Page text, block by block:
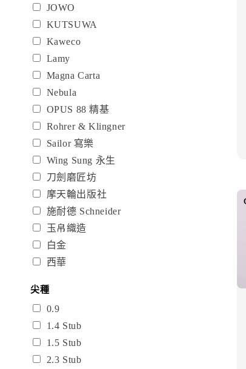
JOWO
KUTSUWA
Kaweco
Lamy
Magna Carta
Nebula
OPUS 88 精基
Rohrer & Klingner
Sailor 寫樂
Wing Sung 永生
刀劍磨匠坊
摩天輪出版社
施耐德 Schneider
玉帛織造
白金
西華
尖種
0.9
1.4 Stub
1.5 Stub
2.3 Stub